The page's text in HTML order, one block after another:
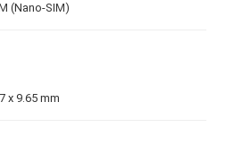
(Nano-SIM)
x 9.65 mm